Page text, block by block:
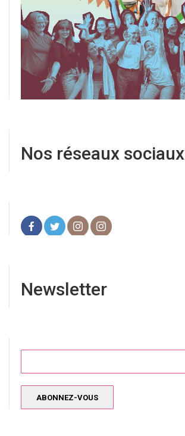
Nos réseaux sociaux
Newsletter